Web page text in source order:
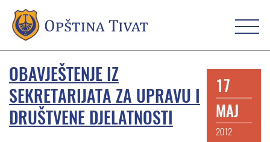
OBAVJEŠTENJE IZ
SEKRETARIJATA ZA UPRAVU I
DRUŠTVENE DJELATNOSTI
17
MAJ
2012